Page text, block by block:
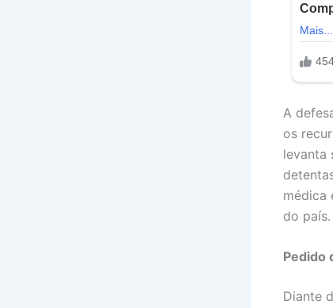
A
os
levanta
médica
do país.
Pedido
Diante